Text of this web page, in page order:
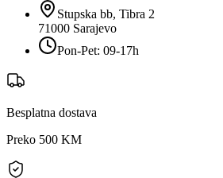
Stupska bb, Tibra 2
71000 Sarajevo
Pon-Pet: 09-17h
Besplatna dostava
Preko 500 KM